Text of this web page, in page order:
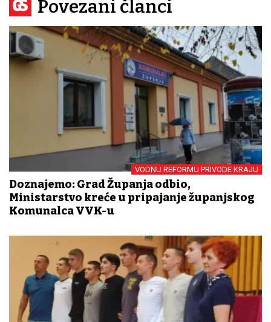
Povezani članci
VODNU REFORMU PRIVODE KRAJU
Doznajemo: Grad Županja odbio,
Ministarstvo kreće u pripajanje županjskog
Komunalca VVK-u